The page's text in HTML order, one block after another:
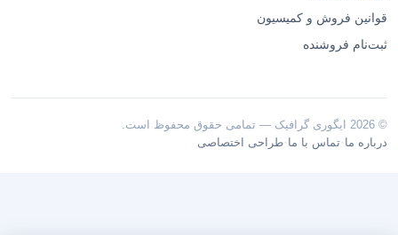
قوانین فروش و کمیسیون
ثبت‌نام فروشنده
© 2026 ایگوری گرافیک — تمامی حقوق محفوظ است.
درباره ما ·تماس با ما ·طراحی اختصاصی